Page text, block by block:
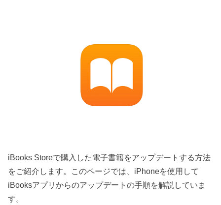
iBooks Storeで購入した電子書籍をアップデートする方法
をご紹介します。このページでは、iPhoneを使用して
iBooksアプリからのアップデートの手順を解説していま
す。